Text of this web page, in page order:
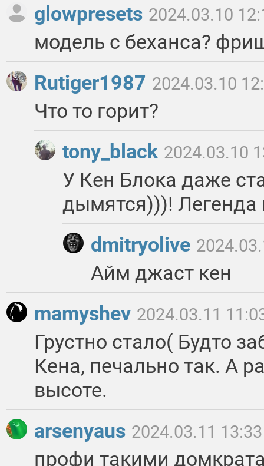
glowpresets 2024.03.10
модель с беханса?
Rutiger1987 2024.03.10
Что то горит?
tony_black 2024.03.10
У Кен Блока даже
дымятся)))! Легенда
dmitryolive
Айм джаст кен
mamyshev 2024.03.11
Грустно стало( Будто
Кена, печально так. А
высоте.
arsenyaus 2024.03.11 13:33
профи такими